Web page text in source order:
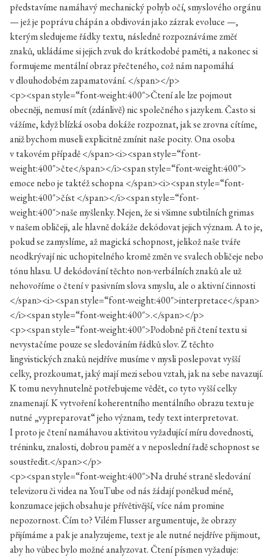
představíme namáhavý mechanický pohyb očí, smyslového orgánu
— jež je poprávu chápán a obdivován jako zázrak evoluce —,
kterým sledujeme řádky textu, následně rozpoznáváme změť
znaků, ukládáme si jejich zvuk do krátkodobé paměti, a nakonec si
formujeme mentální obraz přečteného, což nám napomáhá
v dlouhodobém zapamatování. </span></p>
<p><span style=“font-weight:400″>Čtení ale lze pojmout
obecněji, nemusí mít (zdánlivě) nic společného s jazykem. Často si
vážíme, když blízká osoba dokáže rozpoznat, jak se zrovna cítíme,
aniž bychom museli explicitně zmínit naše pocity. Ona osoba
v takovém případě </span><i><span style=“font-
weight:400″>čte</span></i><span style=“font-weight:400″>
emoce nebo je taktéž schopna </span><i><span style=“font-
weight:400″>číst </span></i><span style=“font-
weight:400″>naše myšlenky. Nejen, že si všimne subtilních grimas
v našem obličeji, ale hlavně dokáže dekódovat jejich význam. A to je,
pokud se zamyslíme, až magická schopnost, jelikož naše tváře
neodkrývají nic uchopitelného kromě změn ve svalech obličeje nebo
tónu hlasu. U dekódování těchto non-verbálních znaků ale už
nehovoříme o čtení v pasivním slova smyslu, ale o aktivní činnosti
</span><i><span style=“font-weight:400″>interpretace</span>
</i><span style=“font-weight:400″>.</span></p>
<p><span style=“font-weight:400″>Podobně při čtení textu si
nevystačíme pouze se sledováním řádků slov. Z těchto
lingvistických znaků nejdříve musíme v mysli poslepovat vyšší
celky, prozkoumat, jaký mají mezi sebou vztah, jak na sebe navazují.
K tomu nevyhnutelně potřebujeme vědět, co tyto vyšší celky
znamenají. K vytvoření koherentního mentálního obrazu textu je
nutné „vypreparovat“ jeho význam, tedy text interpretovat.
I proto je čtení namáhavou aktivitou vyžadující míru dovednosti,
tréninku, znalosti, dobrou paměť a v neposlední řadě schopnost se
soustředit.</span></p>
<p><span style=“font-weight:400″>Na druhé straně sledování
televizoru či videa na YouTube od nás žádají poněkud méně,
konzumace jejich obsahu je přívětivější, více nám promine
nepozornost. Čím to? Vilém Flusser argumentuje, že obrazy
přijímáme a pak je analyzujeme, text je ale nutné nejdříve přijmout,
aby ho vůbec bylo možné analyzovat. Čtení písmen vyžaduje: